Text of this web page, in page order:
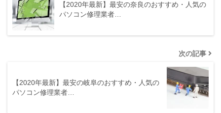
【2020年最新】最安の奈良のおすすめ・人気の
パソコン修理業者…
次の記事
【2020年最新】最安の岐阜のおすすめ・人気の
パソコン修理業者…